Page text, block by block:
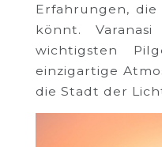
Erfahrungen,
könnt.
wichtigsten
einzigartige
die Stadt der